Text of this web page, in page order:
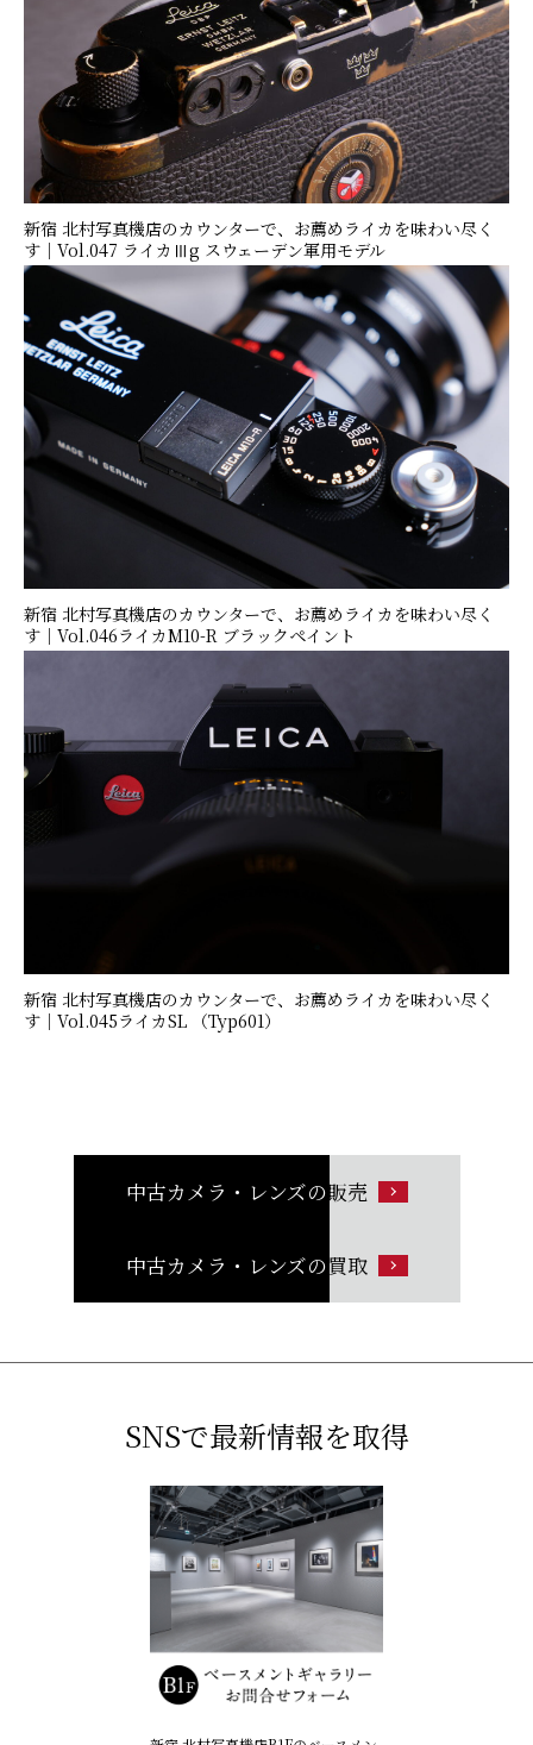
新宿 北村写真機店のカウンターで、お薦めライカを味わい尽く
す｜Vol.047 ライカⅢg スウェーデン軍用モデル
新宿 北村写真機店のカウンターで、お薦めライカを味わい尽く
す｜Vol.046ライカM10-R ブラックペイント
新宿 北村写真機店のカウンターで、お薦めライカを味わい尽く
す｜Vol.045ライカSL （Typ601）
中古カメラ・レンズの販売
中古カメラ・レンズの買取
SNSで最新情報を取得